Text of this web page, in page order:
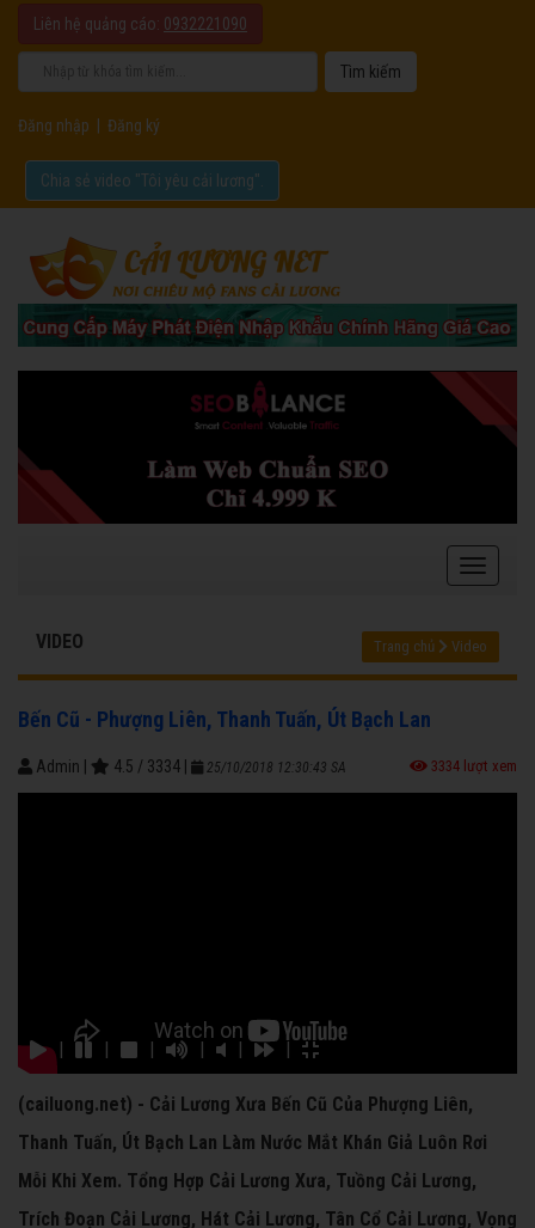
Liên hệ quảng cáo: 0932221090
Đăng nhập Đăng ký
Chia sẻ video "Tôi yêu cải lương".
VIDEO Trang chủ Video
Bến Cũ - Phượng Liên, Thanh Tuấn, Út Bạch Lan
Admin 4.5 / 3334 25/10/2018 12:30:43 SA 3334 lượt xem
(cailuong.net) - Cải Lương Xưa Bến Cũ Của Phượng Liên,
Thanh Tuấn, Út Bạch Lan Làm Nước Mắt Khán Giả Luôn Rơi
Mỗi Khi Xem. Tổng Hợp Cải Lương Xưa, Tuồng Cải Lương,
Trích Đoạn Cải Lương, Hát Cải Lương, Tân Cổ Cải Lương, Vọng